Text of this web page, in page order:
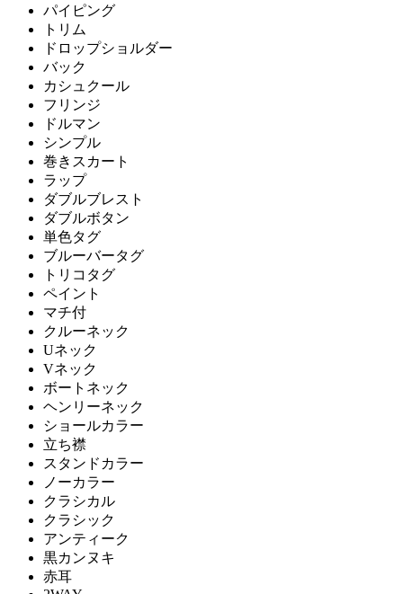
パイピング
トリム
ドロップショルダー
バック
カシュクール
フリンジ
ドルマン
シンプル
巻きスカート
ラップ
ダブルブレスト
ダブルボタン
単色タグ
ブルーバータグ
トリコタグ
ペイント
マチ付
クルーネック
Uネック
Vネック
ボートネック
ヘンリーネック
ショールカラー
立ち襟
スタンドカラー
ノーカラー
クラシカル
クラシック
アンティーク
黒カンヌキ
赤耳